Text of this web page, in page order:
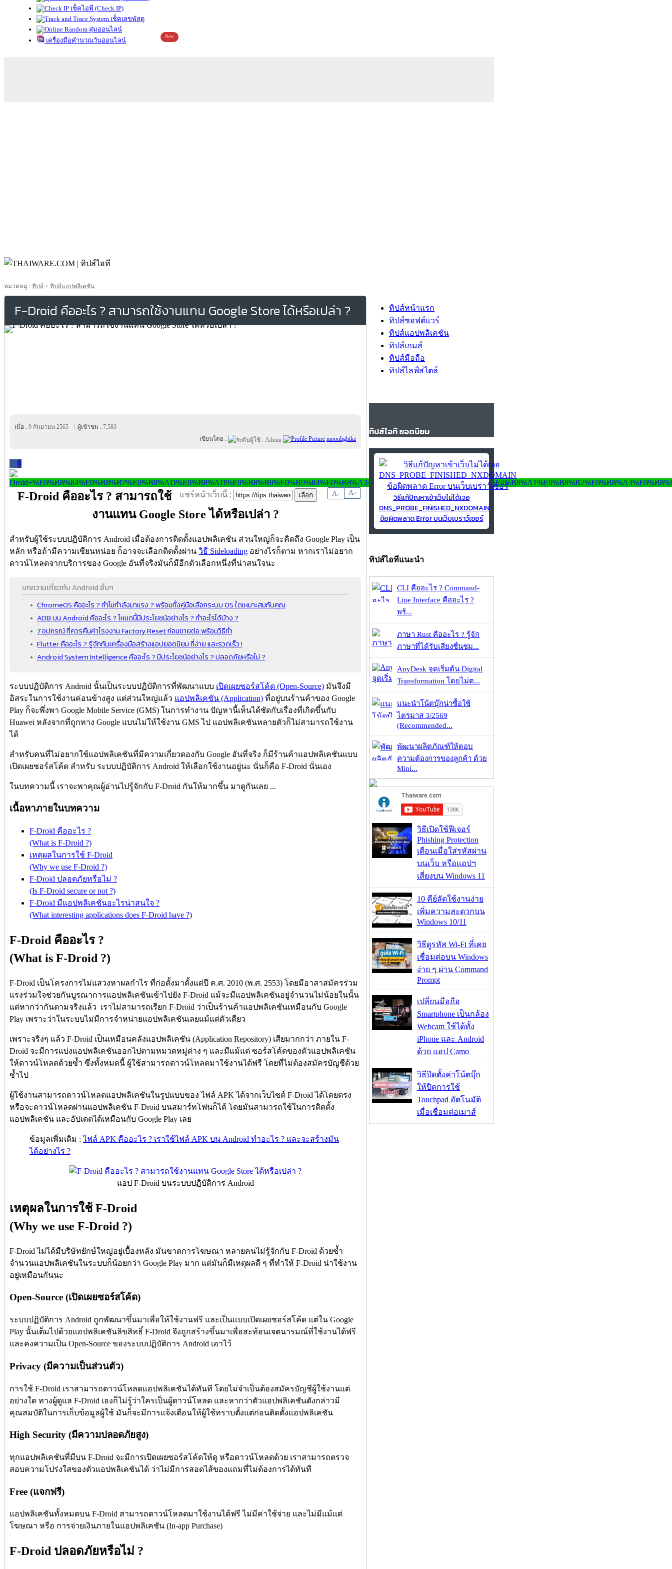
เช็คไอพี (Check IP)
เช็คเลขพัสดุ
สุ่มออนไลน์
เครื่องมือคำนวณวันออนไลน์
New
หมวดหมู่ : ทิปส์ > ทิปส์แอปพลิเคชัน
F-Droid คืออะไร ? สามารถใช้งานแทน Google Store ได้หรือเปล่า ?
เมื่อ : 9 กันยายน 2565 ผู้เข้าชม : 7,583
เขียนโดย :
moonlightkz
0
A- A+
แชร์หน้าเว็บนี้ :
F-Droid คืออะไร ? สามารถใช้
งานแทน Google Store ได้หรือเปล่า ?
สำหรับผู้ใช้ระบบปฏิบัติการ Android เมื่อต้องการติดตั้งแอปพลิเคชัน ส่วนใหญ่ก็จะคิดถึง Google Play เป็น
หลัก หรือถ้ามีความเซียนหน่อย ก็อาจจะเลือกติดตั้งผ่าน วิธี Sideloading อย่างไรก็ตาม หากเราไม่อยาก
ดาวน์โหลดจากบริการของ Google อันที่จริงมันก็มีอีกตัวเลือกหนึ่งที่น่าสนใจนะ
บทความเกี่ยวกับ Android อื่นๆ
ChromeOS คืออะไร ? ทำไมกำลังมาแรง ? พร้อมทั้งคู่มือเลือกระบบ OS ใดเหมาะสมกับคุณ
ADB บน Android คืออะไร ? โหมดนี้มีประโยชน์อย่างไร ? ทำอะไรได้บ้าง ?
7 อุปกรณ์ ที่ควรคืนค่าโรงงาน Factory Reset ก่อนขายต่อ พร้อมวิธีทำ
Flutter คืออะไร ? รู้จักกับเครื่องมือสร้างแอปยอดนิยม ที่ง่าย และรวดเร็ว !
Android System Intelligence คืออะไร ? มีประโยชน์อย่างไร ? ปลอดภัยหรือไม่ ?
ระบบปฏิบัติการ Android นั้นเป็นระบบปฏิบัติการที่พัฒนาแบบ เปิดเผยซอร์สโค้ด (Open-Source) มันจึงมี
อิสระในการใช้งานค่อนข้างสูง แต่ส่วนใหญ่แล้ว แอปพลิเคชัน (Application) ที่อยู่บนร้านค้าของ Google
Play ก็จะพึ่งพา Google Mobile Service (GMS) ในการทำงาน ปัญหานี้เห็นได้ชัดกับเรื่องที่เกิดขึ้นกับ
Huawei หลังจากที่ถูกทาง Google แบนไม่ให้ใช้งาน GMS ไป แอปพลิเคชันหลายตัวก็ไม่สามารถใช้งาน
ได้
สำหรับคนที่ไม่อยากใช้แอปพลิเคชันที่มีความเกี่ยวดองกับ Google อันที่จริง ก็มีร้านค้าแอปพลิเคชันแบบ
เปิดเผยซอร์สโค้ด สำหรับ ระบบปฏิบัติการ Android ให้เลือกใช้งานอยู่นะ นั่นก็คือ F-Droid นั่นเอง
ในบทความนี้ เราจะพาคุณผู้อ่านไปรู้จักกับ F-Droid กันให้มากขึ้น มาดูกันเลย ...
เนื้อหาภายในบทความ
F-Droid คืออะไร ?
(What is F-Droid ?)
เหตุผลในการใช้ F-Droid
(Why we use F-Droid ?)
F-Droid ปลอดภัยหรือไม่ ?
(Is F-Droid secure or not ?)
F-Droid มีแอปพลิเคชันอะไรน่าสนใจ ?
(What interesting applications does F-Droid have ?)
F-Droid คืออะไร ?
(What is F-Droid ?)
F-Droid เป็นโครงการไม่แสวงหาผลกำไร ที่ก่อตั้งมาตั้งแต่ปี ค.ศ. 2010 (พ.ศ. 2553) โดยมีอาสาสมัครร่วม
แรงร่วมใจช่วยกันบูรณาการแอปพลิเคชันเข้าไปยัง F-Droid แม้จะมีแอปพลิเคชันอยู่จำนวนไม่น้อยในนั้น
แต่หากว่ากันตามจริงแล้ว เราไม่สามารถเรียก F-Droid ว่าเป็นร้านค้าแอปพลิเคชันเหมือนกับ Google
Play เพราะว่าในระบบไม่มีการจำหน่ายแอปพลิเคชันเลยแม้แต่ตัวเดียว
เพราะจริงๆ แล้ว F-Droid เป็นเหมือนคลังแอปพลิเคชัน (Application Repository) เสียมากกว่า ภายใน F-
Droid จะมีการแบ่งแอปพลิเคชันออกไปตามหมวดหมู่ต่าง ๆ และมีแม้แต่ ซอร์สโค้ดของตัวแอปพลิเคชัน
ให้ดาวน์โหลดด้วยซ้ำ ซึ่งทั้งหมดนี้ ผู้ใช้สามารถดาวน์โหลดมาใช้งานได้ฟรี โดยที่ไม่ต้องสมัครบัญชีด้วย
ซ้ำไป
ผู้ใช้งานสามารถดาวน์โหลดแอปพลิเคชันในรูปแบบของ ไฟล์ APK ได้จากเว็บไซต์ F-Droid ได้โดยตรง
หรือจะดาวน์โหลดผ่านแอปพลิเคชัน F-Droid บนสมาร์ทโฟนก็ได้ โดยมันสามารถใช้ในการติดตั้ง
แอปพลิเคชัน และอัปเดตได้เหมือนกับ Google Play เลย
ข้อมูลเพิ่มเติม :ไฟล์ APK คืออะไร ? เราใช้ไฟล์ APK บน Android ทำอะไร ? และจะสร้างมัน
ได้อย่างไร ?
แอป F-Droid บนระบบปฏิบัติการ Android
เหตุผลในการใช้ F-Droid
(Why we use F-Droid ?)
F-Droid ไม่ได้มีบริษัทยักษ์ใหญ่อยู่เบื้องหลัง มันขาดการโฆษณา หลายคนไม่รู้จักกับ F-Droid ด้วยซ้ำ
จำนวนแอปพลิเคชันในระบบก็น้อยกว่า Google Play มาก แต่มันก็มีเหตุผลดี ๆ ที่ทำให้ F-Droid น่าใช้งาน
อยู่เหมือนกันนะ
Open-Source (เปิดเผยซอร์สโค้ด)
ระบบปฏิบัติการ Android ถูกพัฒนาขึ้นมาเพื่อให้ใช้งานฟรี และเป็นแบบเปิดเผยซอร์สโค้ด แต่ใน Google
Play นั้นเต็มไปด้วยแอปพลิเคชันลิขสิทธิ์ F-Droid จึงถูกสร้างขึ้นมาเพื่อสะท้อนเจตนารมณ์ที่ใช้งานได้ฟรี
และคงความเป็น Open-Source ของระบบปฏิบัติการ Android เอาไว้
Privacy (มีความเป็นส่วนตัว)
การใช้ F-Droid เราสามารถดาวน์โหลดแอปพลิเคชันได้ทันที โดยไม่จำเป็นต้องสมัครบัญชีผู้ใช้งานแต่
อย่างใด ทางผู้ดูแล F-Droid เองก็ไม่รู้ว่าใครเป็นผู้ดาวน์โหลด และหากว่าตัวแอปพลิเคชันดังกล่าวมี
คุณสมบัติในการเก็บข้อมูลผู้ใช้ มันก็จะมีการแจ้งเตือนให้ผู้ใช้ทราบตั้งแต่ก่อนติดตั้งแอปพลิเคชัน
High Security (มีความปลอดภัยสูง)
ทุกแอปพลิเคชันที่มีบน F-Droid จะมีการเปิดเผยซอร์สโค้ดให้ดู หรือดาวน์โหลดด้วย เราสามารถตรวจ
สอบความโปร่งใสของตัวแอปพลิเคชันได้ ว่าไม่มีการสอดไส้ของแถมที่ไม่ต้องการได้ทันที
Free (แจกฟรี)
แอปพลิเคชันทั้งหมดบน F-Droid สามารถดาวน์โหลดมาใช้งานได้ฟรี ไม่มีค่าใช้จ่าย และไม่มีแม้แต่
โฆษณา หรือ การจ่ายเงินภายในแอปพลิเคชัน (In-app Purchase)
F-Droid ปลอดภัยหรือไม่ ?
ทิปส์หน้าแรก
ทิปส์ซอฟต์แวร์
ทิปส์แอปพลิเคชัน
ทิปส์เกมส์
ทิปส์มือถือ
ทิปส์ไลฟ์สไตล์
ทิปส์ไอที ยอดนิยม
วิธีแก้ปัญหาเข้าเว็บไม่ได้เจอ
DNS_PROBE_FINISHED_NXDOMAIN
ข้อผิดพลาด Error บนเว็บเบราว์เซอร์
ทิปส์ไอทีแนะนำ
CLI คืออะไร ? Command-
Line Interface คืออะไร ?
พร้...
ภาษา Rust คืออะไร ? รู้จัก
ภาษาที่ได้รับเสียงชื่นชม...
AnyDesk จุดเริ่มต้น Digital
Transformation โดยไม่ต...
แนะนำโน้ตบุ๊กน่าซื้อใช้
ไตรมาส 3/2569
(Recommended...
พัฒนาผลิตภัณฑ์ให้ตอบ
ความต้องการของลูกค้า ด้วย
Mini...
วิธีเปิดใช้ฟีเจอร์
Phishing Protection
เตือนเมื่อใส่รหัสผ่าน
บนเว็บ หรือแอปฯ
เสี่ยงบน Windows 11
10 คีย์ลัดใช้งานง่าย
เพิ่มความสะดวกบน
Windows 10/11
วิธีดูรหัส Wi-Fi ที่่เคย
เชื่อมต่อบน Windows
ง่าย ๆ ผ่าน Command
Prompt
เปลี่ยนมือถือ
Smartphone เป็นกล้อง
Webcam ใช้ได้ทั้ง
iPhone และ Android
ด้วย แอป Camo
วิธีปิดตั้งค่าโน้ตบุ๊ก
ให้ปิดการใช้
Touchpad อัตโนมัติ
เมื่อเชื่อมต่อเมาส์